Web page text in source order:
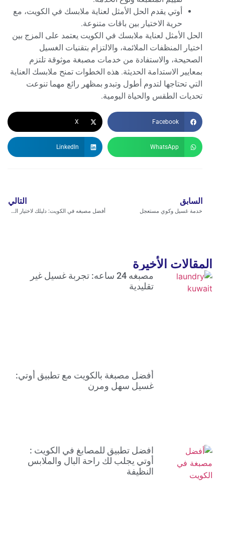
أوتي يقدم الحل الأمثل لعناية ملابسك في الكويت، مع
حرية الاختيار بين باقات متنوعة.
الحل الأمثل لعناية ملابسك في الكويت يعتمد على المزج بين
اختيار المنظفات الملائمة، والالتزام بتقنيات الغسيل
الصحيحة، والاستفادة من خدمات مصبغة موثوقة تلتزم
بمعايير الاستدامة الحديثة. هذه الخطوات تمنح ملابسك العناية
التي تحتاجها لتدوم أطول وتبدو بمظهر رائع مهما تنوعت
تحديات الطقس والحياة اليومية.
Facebook
X
WhatsApp
LinkedIn
السابق
خدمة غسيل وكوي مستعجل
التالي
أفضل مصبغه في الكويت: دليلك لاختيار المصبغة المناسبة
المقالات الأخيرة
مصبغه 24 ساعه: تجربة غسيل غير
تقليدية
أفضل مصبغة بالكويت مع تطبيق أوتي:
غسيل سهل ومرن
افضل تطبيق للمصابغ في الكويت :
أوتي يجلب لك راحة البال والملابس
النظيفة